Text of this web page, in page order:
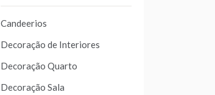
Candeerios
Decoração de Interiores
Decoração Quarto
Decoração Sala